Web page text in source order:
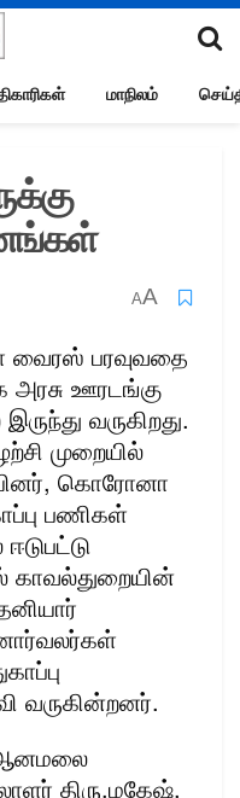
மாநிலம்
AA
பரவுவதை
அரசு ஊரடங்கு
வருகிறது.
முறையில்
கொரோனா
பணிகள்
காவல்துறையின்
வருகின்றனர்.
ஆனமலை
திரு.மகேஷ்,